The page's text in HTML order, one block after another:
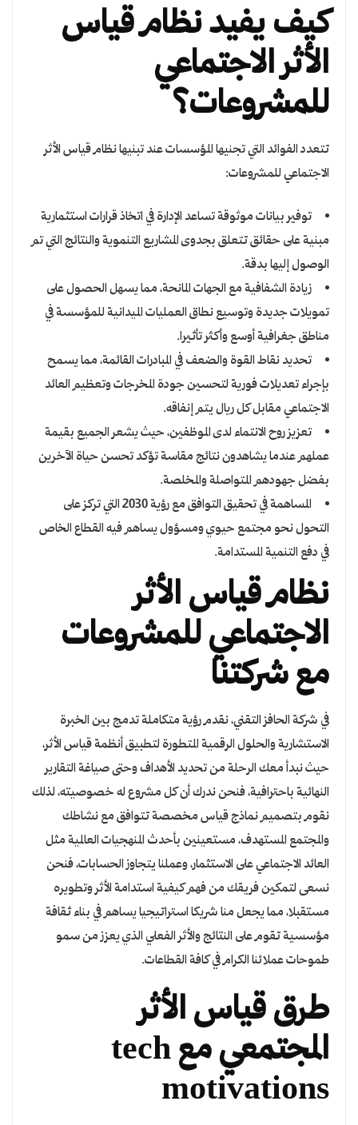
كيف يفيد نظام قياس
الأثر الاجتماعي
للمشروعات؟
تتعدد الفوائد التي تجنيها المؤسسات عند تبنيها نظام قياس الأثر
الاجتماعي للمشروعات:
توفير بيانات موثوقة تساعد الإدارة في اتخاذ قرارات استثمارية
مبنية على حقائق تتعلق بجدوى المشاريع التنموية والنتائج التي تم
الوصول إليها بدقة.
زيادة الشفافية مع الجهات المانحة، مما يسهل الحصول على
تمويلات جديدة وتوسيع نطاق العمليات الميدانية للمؤسسة في
مناطق جغرافية أوسع وأكثر تأثيرا.
تحديد نقاط القوة والضعف في المبادرات القائمة، مما يسمح
بإجراء تعديلات فورية لتحسين جودة المخرجات وتعظيم العائد
الاجتماعي مقابل كل ريال يتم إنفاقه.
تعزيز روح الانتماء لدى الموظفين، حيث يشعر الجميع بقيمة
عملهم عندما يشاهدون نتائج مقاسة تؤكد تحسن حياة الآخرين
بفضل جهودهم المتواصلة والمخلصة.
المساهمة في تحقيق التوافق مع رؤية 2030 التي تركز على
التحول نحو مجتمع حيوي ومسؤول يساهم فيه القطاع الخاص
في دفع التنمية المستدامة.
نظام قياس الأثر
الاجتماعي للمشروعات
مع شركتنا
في شركة الحافز التقني، نقدم رؤية متكاملة تدمج بين الخبرة
الاستشارية والحلول الرقمية المتطورة لتطبيق أنظمة قياس الأثر،
حيث نبدأ معك الرحلة من تحديد الأهداف وحتى صياغة التقارير
النهائية باحترافية، فنحن ندرك أن كل مشروع له خصوصيته، لذلك
نقوم بتصميم نماذج قياس مخصصة تتوافق مع نشاطك
والمجتمع المستهدف، مستعينين بأحدث المنهجيات العالمية مثل
العائد الاجتماعي على الاستثمار، وعملنا يتجاوز الحسابات، فنحن
نسعى لتمكين فريقك من فهم كيفية استدامة الأثر وتطويره
مستقبلا، مما يجعل منا شريكا استراتيجيا يساهم في بناء ثقافة
مؤسسية تقوم على النتائج والأثر الفعلي الذي يعزز من سمو
طموحات عملائنا الكرام في كافة القطاعات.
طرق قياس الأثر
المجتمعي مع tech
motivations